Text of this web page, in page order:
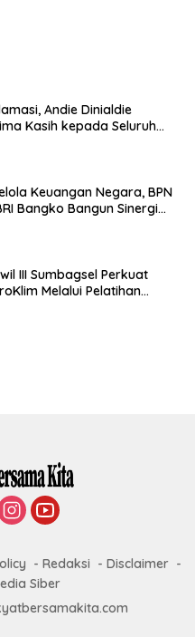
Andie Dinialdie
Kasih kepada Seluruh
Keuangan Negara, BPN
Bangko Bangun Sinergi
III Sumbagsel Perkuat
Melalui Pelatihan
Redaksi
Disclaimer
Siber